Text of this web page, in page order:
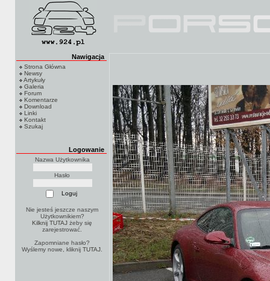
Nawigacja
Strona Główna
Newsy
Artykuły
Galeria
Forum
Komentarze
Download
Linki
Kontakt
Szukaj
Logowanie
Nazwa Użytkownika
Hasło
Nie jesteś jeszcze naszym
Użytkownikiem?
Kilknij TUTAJ żeby się
zarejestrować.
Zapomniane hasło?
Wyślemy nowe, kliknijTUTAJ